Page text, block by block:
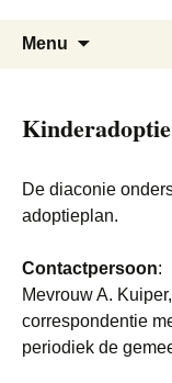
naarMenu
Kinderadoptie
De diaconie
adoptieplan.
Contactpersoon:
Mevrouw A.
correspondentie
periodiek de